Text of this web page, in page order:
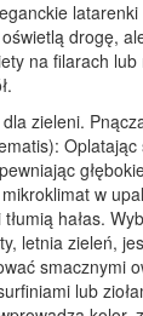
drogę,
na filarach
zieleni.
Oplatając
w
hałas.
letnia zieleń,
smacznymi
lub